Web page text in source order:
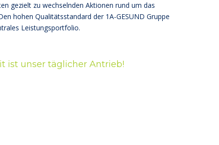
gezielt zu wechselnden Aktionen rund um das
hohen Qualitätsstandard der 1A-GESUND Gruppe
Leistungsportfolio.
ist unser täglicher Antrieb!